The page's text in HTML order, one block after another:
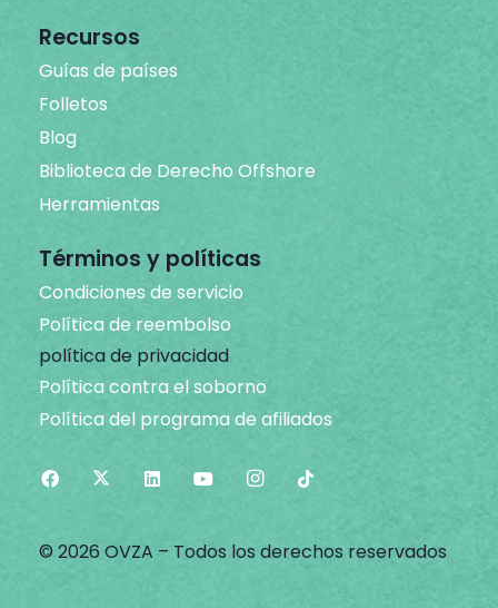
Recursos
Guías de países
Folletos
Blog
Biblioteca de Derecho Offshore
Herramientas
Términos y políticas
Condiciones de servicio
Política de reembolso
política de privacidad
Política contra el soborno
Política del programa de afiliados
© 2026 OVZA – Todos los derechos reservados